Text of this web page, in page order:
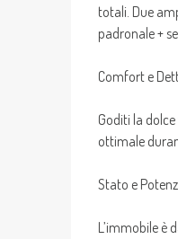
totali. Due
padronale +
Comfort e
Goditi la
ottimale
Stato e
L’immobile è